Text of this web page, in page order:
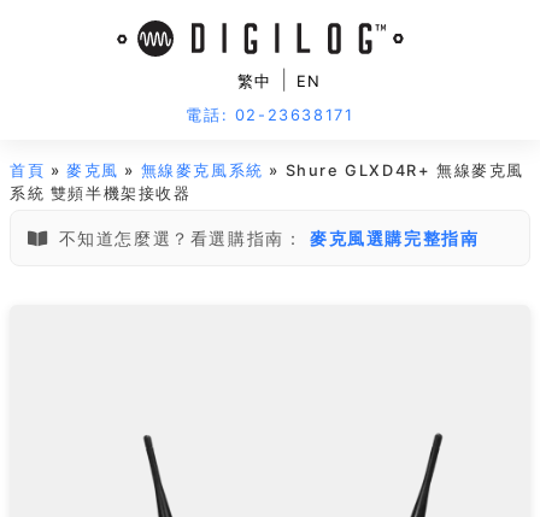
繁中
EN
電話: 02-23638171
首頁 »麥克風 » 無線麥克風系統 » Shure GLXD4R+ 無線麥克風
系統 雙頻半機架接收器
不知道怎麼選？看選購指南： 麥克風選購完整指南